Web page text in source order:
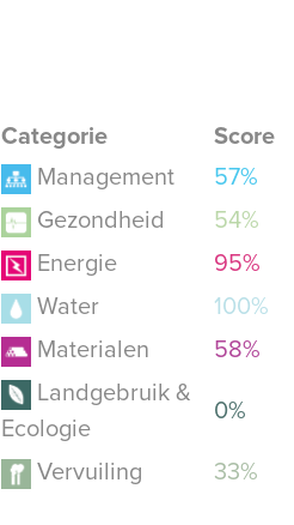
Categorie
Score
Management
57%
Gezondheid
54%
Energie
95%
Water
100%
Materialen
58%
Landgebruik &
Ecologie
0%
Vervuiling 33%